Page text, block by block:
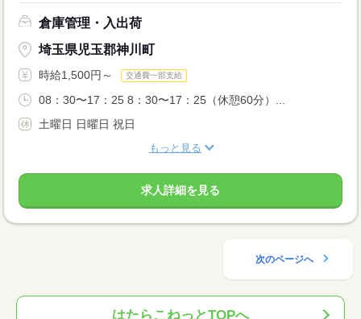
倉庫管理・入出荷
埼玉県児玉郡神川町
時給1,500円～ 交通費一部支給
08：30〜17：25 8：30〜17：25（休憩60分）...
土曜日 日曜日 祝日
もっと見る
求人詳細を見る
次のページへ
はたらこねっとTOPへ